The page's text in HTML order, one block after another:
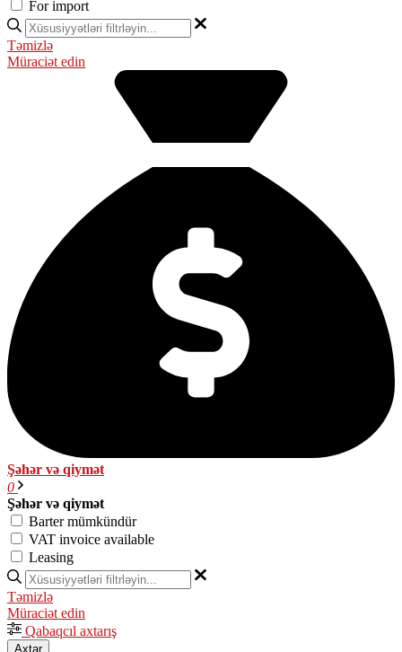
For import
Təmizlə
Müraciət edin
Şəhər və qiymət
0
Şəhər və qiymət
Barter mümkündür
VAT invoice available
Leasing
Təmizlə
Müraciət edin
Qabaqcıl axtarış
Axtar